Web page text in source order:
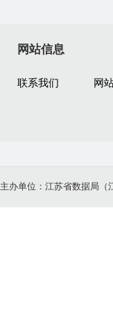
网站信息
联系我们 网
主办单位：江苏省数据局（